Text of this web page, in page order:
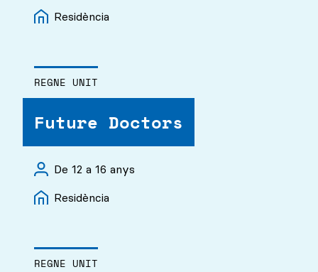
Residència
REGNE UNIT
Future Doctors
De 12 a 16 anys
Residència
REGNE UNIT